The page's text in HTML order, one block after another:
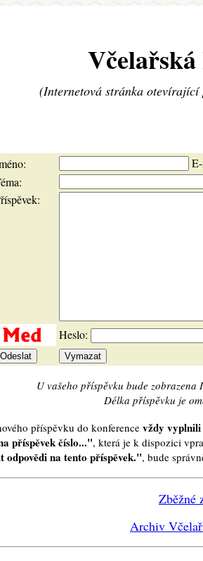
(Internetová stránka
Heslo:
U vašeho příspěvku bude zobrazena
Délka příspěvku je
příspěvku do konference vždy
příspěvek číslo...", která je k dispozici
odpovědi na tento příspěvek.", bude
Zběžné
Archiv